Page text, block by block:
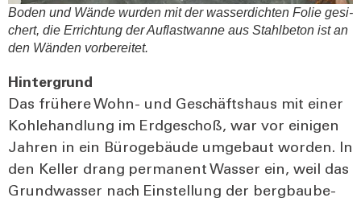
Boden und Wän­de wur­den mit der was­ser­dich­ten Folie gesi­
chert, die Errich­tung der Auf­last­wan­ne aus Stahl­be­ton ist an
den Wän­den vor­be­rei­tet.
Hin­ter­grund
Das frü­he­re Wohn- und Geschäfts­haus mit einer
Koh­le­hand­lung im Erd­ge­schoß, war vor eini­gen
Jah­ren in ein Büro­ge­bäu­de umge­baut wor­den. In
den Kel­ler drang per­ma­nent Was­ser ein, weil das
Grund­was­ser nach Ein­stel­lung der berg­bau­be­